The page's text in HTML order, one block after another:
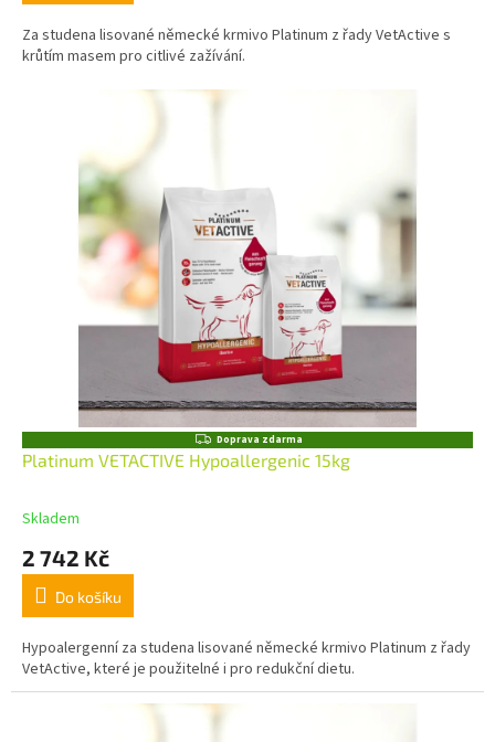
Za studena lisované německé krmivo Platinum z řady VetActive s
krůtím masem pro citlivé zažívání.
Z
A
Doprava zdarma
Platinum VETACTIVE Hypoallergenic 15kg
Skladem
2 742 Kč
Do košíku
Hypoalergenní za studena lisované německé krmivo Platinum z řady
VetActive, které je použitelné i pro redukční dietu.